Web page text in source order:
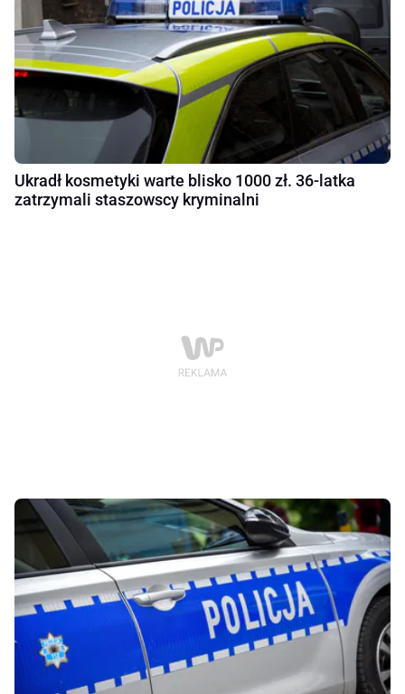
Ukradł kosmetyki warte blisko 1000 zł. 36-latka
zatrzymali staszowscy kryminalni